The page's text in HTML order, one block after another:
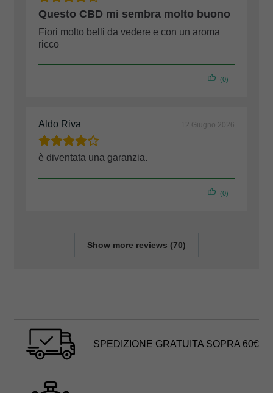
Questo CBD mi sembra molto buono
Fiori molto belli da vedere e con un aroma
ricco
(0)
Aldo Riva 12 Giugno 2026
è diventata una garanzia.
(0)
Show more reviews (70)
SPEDIZIONE GRATUITA SOPRA 60€